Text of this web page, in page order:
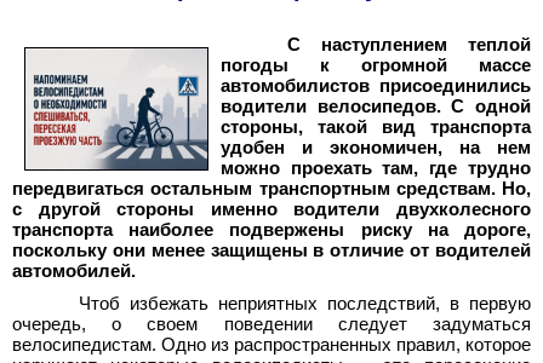
С наступлением теплой
погоды к огромной массе
автомобилистов присоединились
водители велосипедов. С одной
стороны, такой вид транспорта
удобен и экономичен, на нем
можно проехать там, где трудно
передвигаться остальным транспортным средствам. Но,
с другой стороны именно водители двухколесного
транспорта наиболее подвержены риску на дороге,
поскольку они менее защищены в отличие от водителей
автомобилей.
Чтоб избежать неприятных последствий, в первую
очередь, о своем поведении следует задуматься
велосипедистам. Одно из распространенных правил, которое